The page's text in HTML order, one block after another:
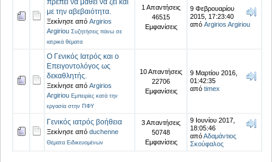
πρέπει να μάθει να ζει και
με την αβεβαιότητα.
Ξεκίνησε από Argirios
Argiriou Συζητήσεις πάνω σε
ιατρικά θέματα
1 Απαντήσεις
46515
Εμφανίσεις
9 Φεβρουαρίου
2015, 17:23:40
από Argirios Argiriou
Ο Γενικός Ιατρός και ο
Επειγοντολόγος ως
δεκαθλητής.
Ξεκίνησε από Argirios
Argiriou Εμπειρίες κατά την
εργασία στην ΠΦΥ
10 Απαντήσεις
22706
Εμφανίσεις
9 Μαρτίου 2016,
01:42:35
από timex
Γενικός ιατρός βοήθεια
Ξεκίνησε από duchenne
Θέματα Ειδικευομένων
3 Απαντήσεις
50748
Εμφανίσεις
9 Ιουνίου 2017,
18:05:46
απόΑδαμάντιος
Σκούφαλος